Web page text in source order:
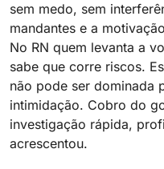
sem medo, sem
mandantes e a
No RN quem levanta a
sabe que corre riscos.
não pode ser dominada
intimidação. Cobro do
investigação rápida,
acrescentou.